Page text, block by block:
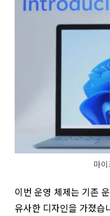
마
이번 운영 체제는 기존
유사한 디자인을 가졌습